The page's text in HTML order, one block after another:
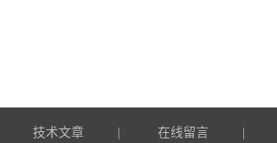
技术文章 在线留言